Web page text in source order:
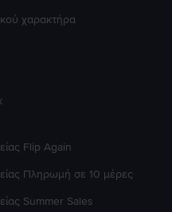
χαρακτήρα
Flip Again
Πληρωμή σε 10 μέρες
Summer Sales